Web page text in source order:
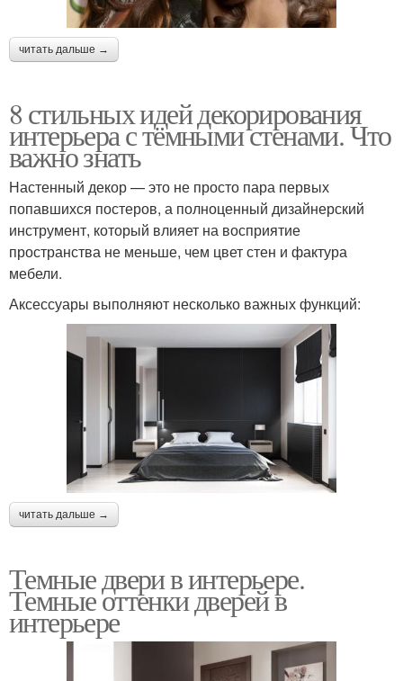
читать дальше →
8 стильных идей декорирования
интерьера с тёмными стенами. Что
важно знать
Настенный декор — это не просто пара первых
попавшихся постеров, а полноценный дизайнерский
инструмент, который влияет на восприятие
пространства не меньше, чем цвет стен и фактура
мебели.
Аксессуары выполняют несколько важных функций:
читать дальше →
Темные двери в интерьере.
Темные оттенки дверей в
интерьере